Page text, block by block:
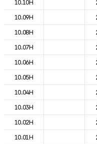
10.10H
10.09H
10.08H
10.07H
10.06H
10.05H
10.04H
10.03H
10.02H
10.01H